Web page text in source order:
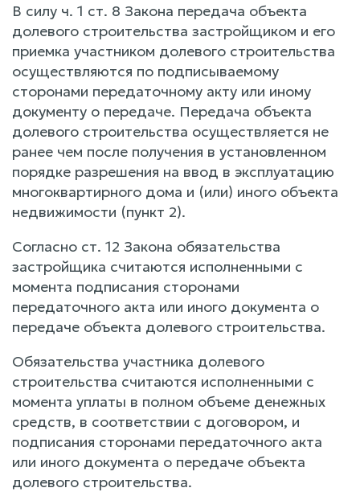
В силу ч. 1 ст. 8 Закона передача объекта
долевого строительства застройщиком и его
приемка участником долевого строительства
осуществляются по подписываемому
сторонами передаточному акту или иному
документу о передаче. Передача объекта
долевого строительства осуществляется не
ранее чем после получения в установленном
порядке разрешения на ввод в эксплуатацию
многоквартирного дома и (или) иного объекта
недвижимости (пункт 2).
Согласно ст. 12 Закона обязательства
застройщика считаются исполненными с
момента подписания сторонами
передаточного акта или иного документа о
передаче объекта долевого строительства.
Обязательства участника долевого
строительства считаются исполненными с
момента уплаты в полном объеме денежных
средств, в соответствии с договором, и
подписания сторонами передаточного акта
или иного документа о передаче объекта
долевого строительства.